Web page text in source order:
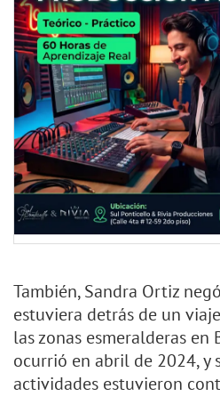
También, Sandra Ortiz
estuviera detrás de un
las zonas esmeralderas en
ocurrió en abril de 2024, y
actividades estuvieron